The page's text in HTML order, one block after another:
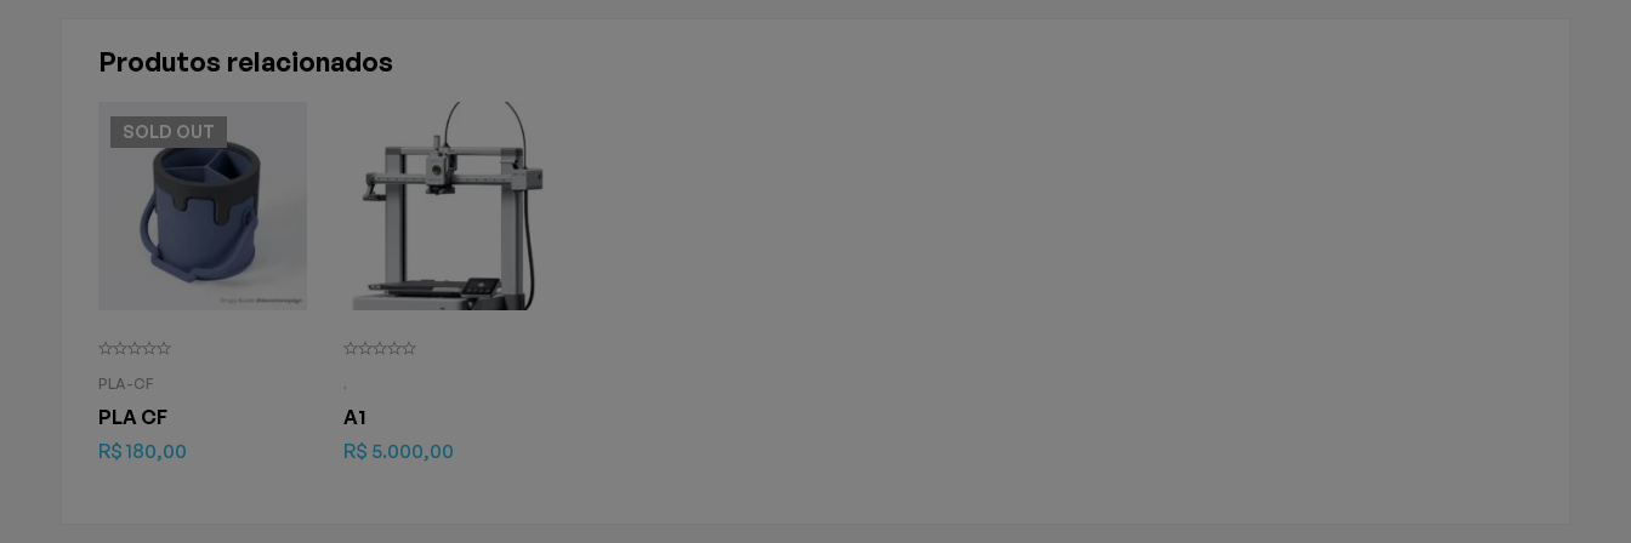
Produtos relacionados
SOLD OUT
PLA-CF
PLA CF
R$ 180,00
.
A1
R$ 5.000,00